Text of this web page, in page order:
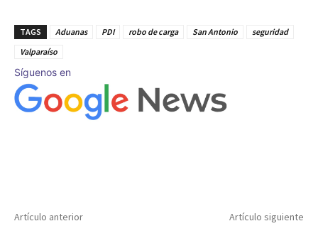
TAGS Aduanas PDI robo de carga San Antonio
seguridad
Valparaíso
Síguenos en
Artículo anterior Artículo siguiente